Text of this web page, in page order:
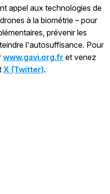
appel aux technologies de
à la biométrie – pour
prévenir les
l'autosuffisance. Pour
www.gavi.org.fr et venez
X (Twitter).